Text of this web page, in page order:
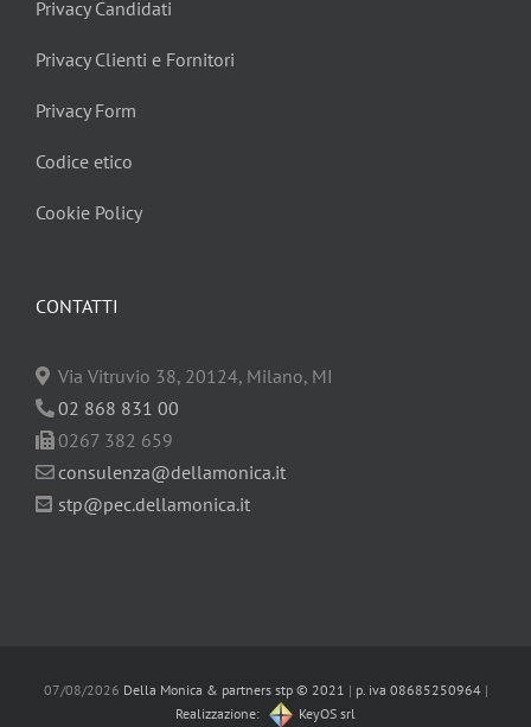
CONTATTI
Via Vitruvio 38, 20124, Milano, MI
02 868 831 00
0267 382 659
consulenza@dellamonica.it
stp@pec.dellamonica.it
Privacy Candidati
Privacy Clienti e Fornitori
Privacy Form
Codice etico
Cookie Policy
07/08/2026 Della Monica & partners stp © 2021 | p. iva 08685250964|
Realizzazione:
KeyOS srl